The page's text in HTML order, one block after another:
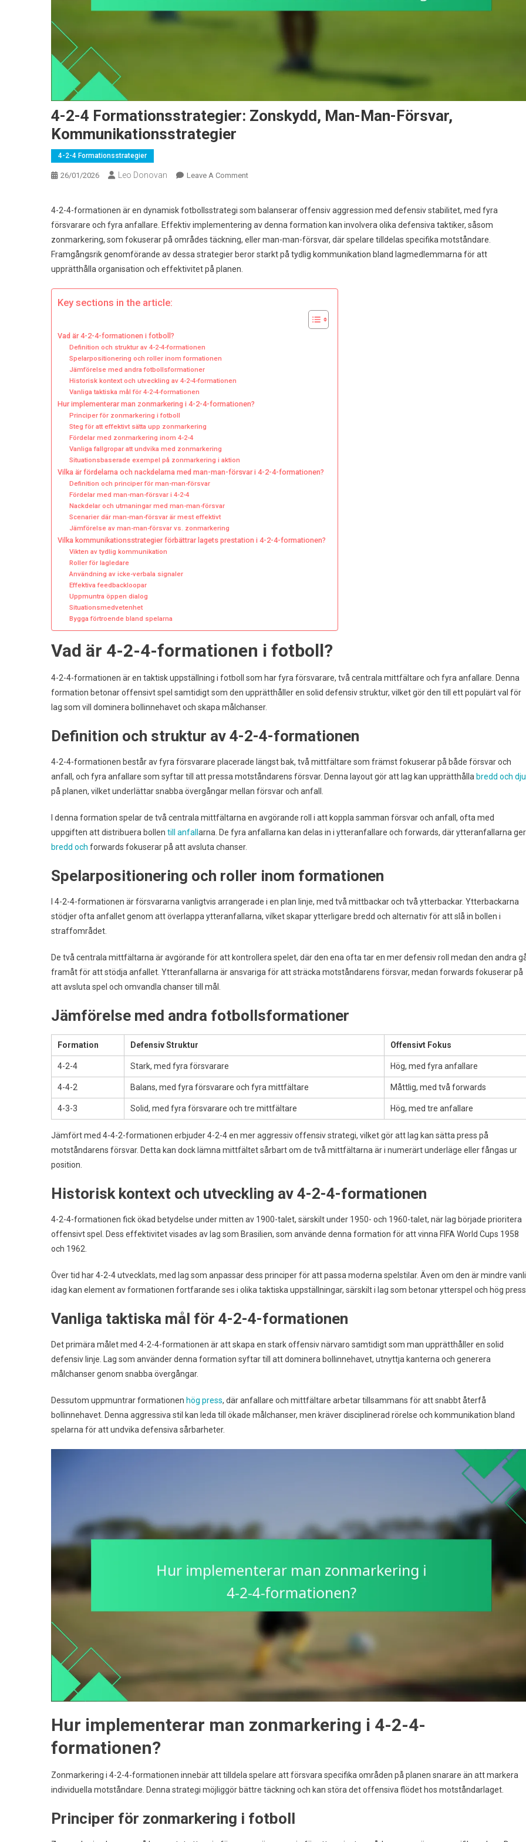
4-2-4 Formationsstrategier: Zonskydd, Man-Man-Försvar,
Kommunikationsstrategier
4-2-4 Formationsstrategier
26/01/2026 Leo Donovan Leave A CommentOn
4
Formationsstrategier:
Zonskydd,
Man-
4-2-4-formationen är en dynamisk fotbollsstrategi som balanserar offensiv aggression med defensiv stabilitet, med fyra
försvarare och fyra anfallare. Effektiv implementering av denna formation kan involvera olika defensiva taktiker, såsom
zonmarkering, som fokuserar på områdes täckning, eller man-man-försvar, där spelare tilldelas specifika motståndare.
Framgångsrik genomförande av dessa strategier beror starkt på tydlig kommunikation bland lagmedlemmarna för att
upprätthålla organisation och effektivitet på planen.
Key sections in the article:
Vad är 4-2-4-formationen i fotboll?
Definition och struktur av 4-2-4-formationen
Spelarpositionering och roller inom formationen
Jämförelse med andra fotbollsformationer
Historisk kontext och utveckling av 4-2-4-formationen
Vanliga taktiska mål för 4-2-4-formationen
Hur implementerar man zonmarkering i 4-2-4-formationen?
Principer för zonmarkering i fotboll
Steg för att effektivt sätta upp zonmarkering
Fördelar med zonmarkering inom 4-2-4
Vanliga fallgropar att undvika med zonmarkering
Situationsbaserade exempel på zonmarkering i aktion
Vilka är fördelarna och nackdelarna med man-man-försvar i 4-2-4-formationen?
Definition och principer för man-man-försvar
Fördelar med man-man-försvar i 4-2-4
Nackdelar och utmaningar med man-man-försvar
Scenarier där man-man-försvar är mest effektivt
Jämförelse av man-man-försvar vs. zonmarkering
Vilka kommunikationsstrategier förbättrar lagets prestation i 4-2-4-formationen?
Vikten av tydlig kommunikation
Roller för lagledare
Användning av icke-verbala signaler
Effektiva feedbackloopar
Uppmuntra öppen dialog
Situationsmedvetenhet
Bygga förtroende bland spelarna
Vad är 4-2-4-formationen i fotboll?
4-2-4-formationen är en taktisk uppställning i fotboll som har fyra försvarare, två centrala mittfältare och fyra anfallare. Denna
formation betonar offensivt spel samtidigt som den upprätthåller en solid defensiv struktur, vilket gör den till ett populärt val för
lag som vill dominera bollinnehavet och skapa målchanser.
Definition och struktur av 4-2-4-formationen
4-2-4-formationen består av fyra försvarare placerade längst bak, två mittfältare som främst fokuserar på både försvar och
anfall, och fyra anfallare som syftar till att pressa motståndarens försvar. Denna layout gör att lag kan upprätthålla bredd och
på planen, vilket underlättar snabba övergångar mellan försvar och anfall.
I denna formation spelar de två centrala mittfältarna en avgörande roll i att koppla samman försvar och anfall, ofta med
uppgiften att distribuera bollen till anfall arna. De fyra anfallarna kan delas in i ytteranfallare och forwards, där ytteranfallarna ger
bredd och forwards fokuserar på att avsluta chanser.
Spelarpositionering och roller inom formationen
I 4-2-4-formationen är försvararna vanligtvis arrangerade i en plan linje, med två mittbackar och två ytterbackar. Ytterbackarna
stödjer ofta anfallet genom att överlappa ytteranfallarna, vilket skapar ytterligare bredd och alternativ för att slå in bollen i
straffområdet.
De två centrala mittfältarna är avgörande för att kontrollera spelet, där den ena ofta tar en mer defensiv roll medan den andra
framåt för att stödja anfallet. Ytteranfallarna är ansvariga för att sträcka motståndarens försvar, medan forwards fokuserar på
att avsluta spel och omvandla chanser till mål.
Jämförelse med andra fotbollsformationer
Formation Defensiv Struktur Offensivt Fokus
4-2-4 Stark, med fyra försvarare Hög, med fyra anfallare
4-4-2 Balans, med fyra försvarare och fyra mittfältare Måttlig, med två forwards
4-3-3 Solid, med fyra försvarare och tre mittfältare Hög, med tre anfallare
Jämfört med 4-4-2-formationen erbjuder 4-2-4 en mer aggressiv offensiv strategi, vilket gör att lag kan sätta press på
motståndarens försvar. Detta kan dock lämna mittfältet sårbart om de två mittfältarna är i numerärt underläge eller fångas ur
position.
Historisk kontext och utveckling av 4-2-4-formationen
4-2-4-formationen fick ökad betydelse under mitten av 1900-talet, särskilt under 1950- och 1960-talet, när lag började prioritera
offensivt spel. Dess effektivitet visades av lag som Brasilien, som använde denna formation för att vinna FIFA World Cups 1958
och 1962.
Över tid har 4-2-4 utvecklats, med lag som anpassar dess principer för att passa moderna spelstilar. Även om den är mindre
idag kan element av formationen fortfarande ses i olika taktiska uppställningar, särskilt i lag som betonar ytterspel och hög
Vanliga taktiska mål för 4-2-4-formationen
Det primära målet med 4-2-4-formationen är att skapa en stark offensiv närvaro samtidigt som man upprätthåller en solid
defensiv linje. Lag som använder denna formation syftar till att dominera bollinnehavet, utnyttja kanterna och generera
målchanser genom snabba övergångar.
Dessutom uppmuntrar formationen hög press, där anfallare och mittfältare arbetar tillsammans för att snabbt återfå
bollinnehavet. Denna aggressiva stil kan leda till ökade målchanser, men kräver disciplinerad rörelse och kommunikation bland
spelarna för att undvika defensiva sårbarheter.
Hur implementerar man zonmarkering i 4-2-4-
formationen?
Zonmarkering i 4-2-4-formationen innebär att tilldela spelare att försvara specifika områden på planen snarare än att markera
individuella motståndare. Denna strategi möjliggör bättre täckning och kan störa det offensiva flödet hos motståndarlaget.
Principer för zonmarkering i fotboll